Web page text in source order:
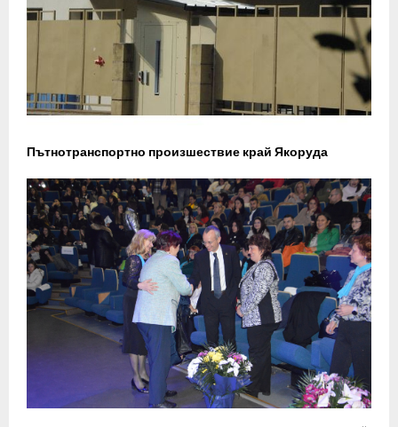
Пътнотранспортно произшествие край Якоруда